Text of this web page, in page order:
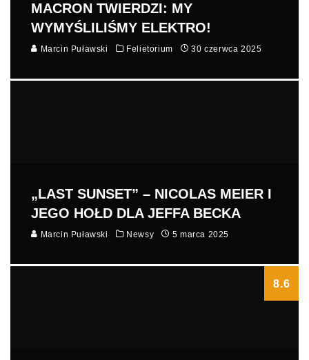
MACRON TWIERDZI: MY
WYMYŚLILIŚMY ELEKTRO!
Marcin Puławski Felietorium 30 czerwca 2025
„LAST SUNSET” – NICOLAS MEIER I
JEGO HOŁD DLA JEFFA BECKA
Marcin Puławski Newsy 5 marca 2025
8.6